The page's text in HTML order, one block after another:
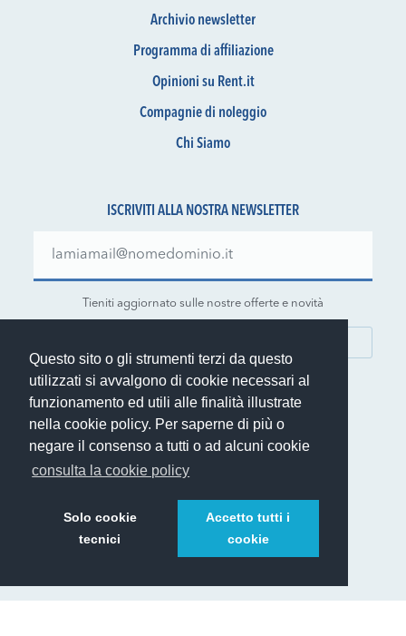
Questo sito o gli strumenti terzi da questo
utilizzati si avvalgono di cookie necessari al
funzionamento ed utili alle finalità illustrate
nella cookie policy. Per saperne di più o
negare il consenso a tutti o ad alcuni cookie
consulta la cookie policy
Solo cookie
tecnici
Accetto tutti i
cookie
Archivio newsletter
Programma di affiliazione
Opinioni su Rent.it
Compagnie di noleggio
Chi Siamo
ISCRIVITI ALLA NOSTRA NEWSLETTER
Tieniti aggiornato sulle nostre offerte e novità
Rent.it®è un marchio registrato di Rent.it Srl